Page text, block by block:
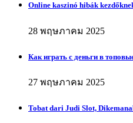
Online kaszinó hibák
28 พฤษภาคม 2025
Как играть с деньги в
27 พฤษภาคม 2025
Tobat dari Judi Slot,